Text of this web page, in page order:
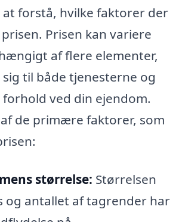
forstå, hvilke faktorer der
Prisen kan variere
af flere elementer,
til både tjenesterne og
forhold ved din ejendom.
de primære faktorer, som
størrelse: Størrelsen
og antallet af tagrender har